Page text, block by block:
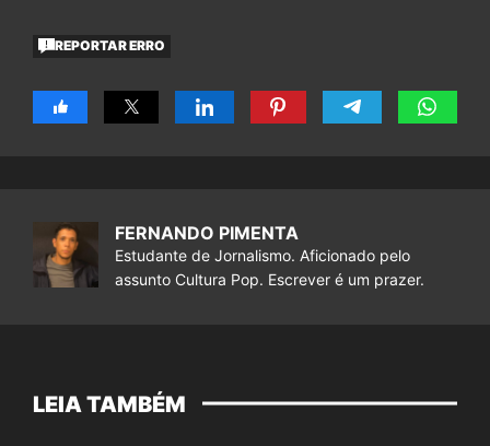
REPORTAR ERRO
FERNANDO PIMENTA
Estudante de Jornalismo. Aficionado pelo
assunto Cultura Pop. Escrever é um prazer.
LEIA TAMBÉM